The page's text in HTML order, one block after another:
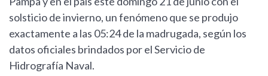
solsticio de invierno, un fenómeno que se produjo
exactamente a las 05:24 de la madrugada, según los
datos oficiales brindados por el Servicio de
Hidrografía Naval.